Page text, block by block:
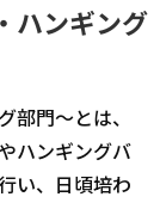
ハンギング
門～とは、
ハンギングバ
い、日頃培わ